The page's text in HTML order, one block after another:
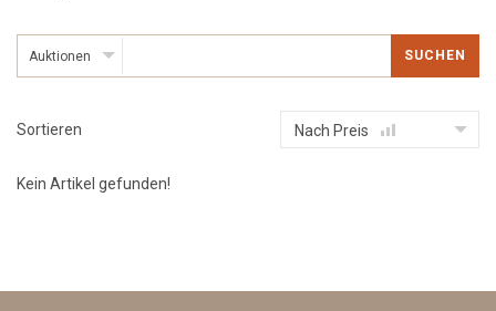
Auktionen SUCHEN
Sortieren Nach Preis
Kein Artikel gefunden!